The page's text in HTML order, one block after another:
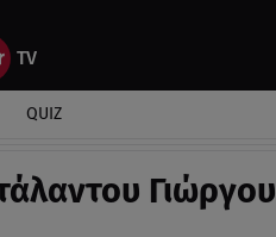
QUIZ
Γιώργου